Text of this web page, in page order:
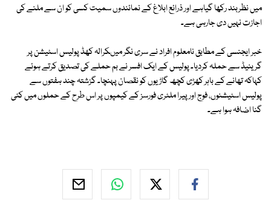
میں نظربند رکھا گیاہے اور ذرائع ابلاغ کے نمائندوں سمیت کسی کو ان سے ملنے کی
اجازت نہیں دی جارہی ہے۔
خبر ایجنسی کے مطابق نامعلوم افراد نے سری نگر میںکرالہ کھڈ پولیس اسٹیشن پر
گرینیڈ سے حملہ کردیا۔ پولیس کے ایک افسر نے بم حملے کی تصدیق کرتے ہوئے
کہاکہ تھانے کے باہر کھڑی کچھ گاڑیوں کو نقصان پہنچا۔ گزشتہ چند ہفتوں سے
پولیس اسٹیشنوں، فوج اور پیرا ملٹری فورسز کے کیمپوں پر اس طرح کے حملوں میں کئی
گنا اضافہ ہوا ہے۔